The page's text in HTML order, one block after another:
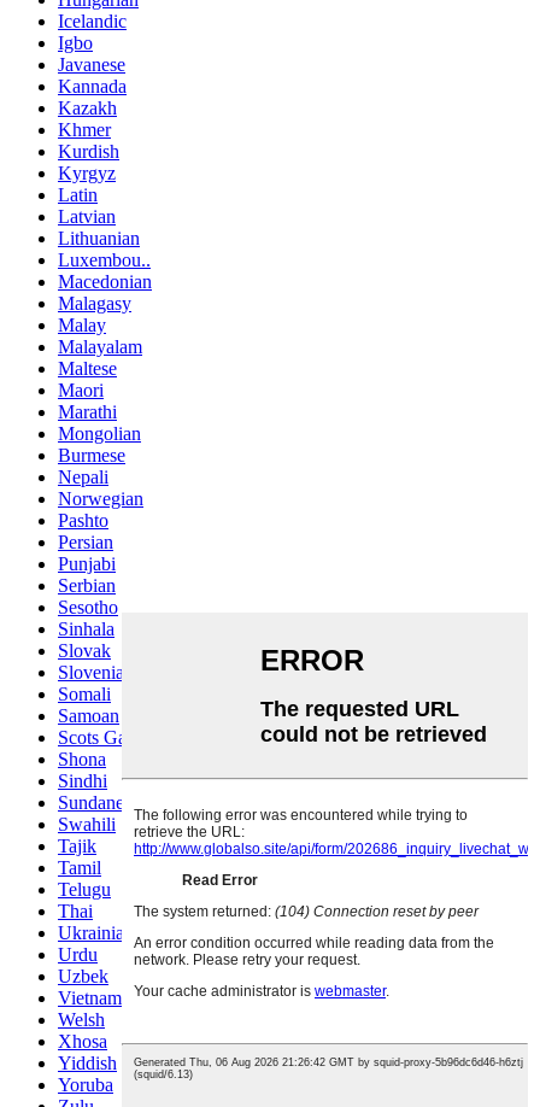
Icelandic
Igbo
Javanese
Kannada
Kazakh
Khmer
Kurdish
Kyrgyz
Latin
Latvian
Lithuanian
Luxembou..
Macedonian
Malagasy
Malay
Malayalam
Maltese
Maori
Marathi
Mongolian
Burmese
Nepali
Norwegian
Pashto
Persian
Punjabi
Serbian
Sesotho
Sinhala
Slovak
Slovenian
Somali
Samoan
Scots Gaelic
Shona
Sindhi
Sundanese
Swahili
Tajik
Tamil
Telugu
Thai
Ukrainian
Urdu
Uzbek
Vietnamese
Welsh
Xhosa
Yiddish
Yoruba